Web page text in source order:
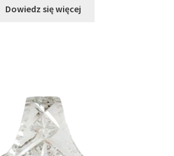
Dowiedz się więcej